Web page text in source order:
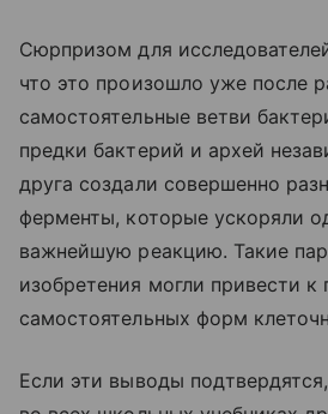
Сюрпризом для
что это произошло уже после
самостоятельные ветви
предки бактерий и архей
друга создали совершенно
ферменты, которые ускоряли
важнейшую реакцию. Такие
изобретения могли привести к
самостоятельных форм
Если эти выводы